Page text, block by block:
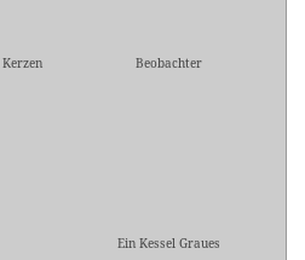
Kerzen Beobachter
Ein Kessel Graues